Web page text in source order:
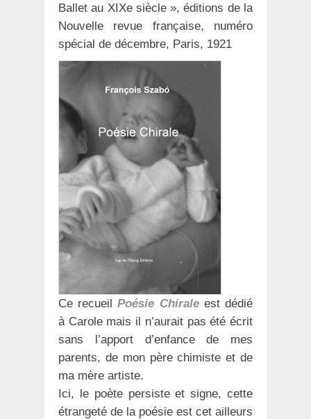
Ballet au XIXe siècle », éditions de la
Nouvelle revue française, numéro
spécial de décembre, Paris, 1921
Ce recueilPoésie Chiraleest dédié
à Carole mais il n’aurait pas été écrit
sans l’apport d’enfance de mes
parents, de mon père chimiste et de
ma mère artiste.
Ici, le poète persiste et signe, cette
étrangeté de la poésie est cet ailleurs